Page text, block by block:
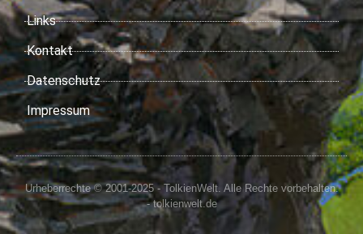
Links
Kontakt
Datenschutz
Impressum
Urheberrechte © 2001-2025 - TolkienWelt. Alle Rechte vorbehalten.
- tolkienwelt.de